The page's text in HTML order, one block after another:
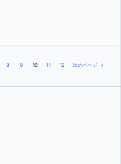
8 9 10 11 12 次のページ